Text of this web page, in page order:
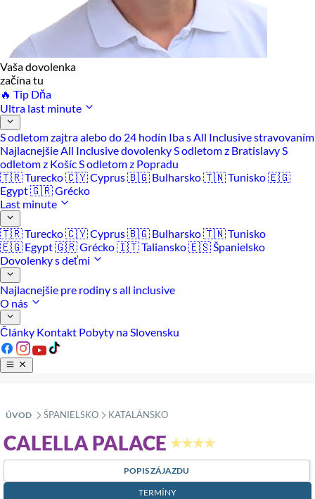
Vaša dovolenka
začína tu
🔥 Tip Dňa
Ultra last minute
S odletom zajtra alebo do 24 hodín Iba s All Inclusive stravovaním
Najlacnejšie All Inclusive dovolenkyS odletom z BratislavyS
odletom z KošícS odletom z Popradu
🇹🇷 Turecko🇨🇾 Cyprus🇧🇬 Bulharsko🇹🇳 Tunisko🇪🇬
Egypt🇬🇷 Grécko
Last minute
🇹🇷 Turecko🇨🇾 Cyprus🇧🇬 Bulharsko🇹🇳 Tunisko
🇪🇬 Egypt🇬🇷 Grécko🇮🇹 Taliansko🇪🇸 Španielsko
Dovolenky s deťmi
Najlacnejšie pre rodiny s all inclusive
O nás
Články Kontakt Pobyty na Slovensku
ÚVOD »
ŠPANIELSKO »
KATALÁNSKO
CALELLA PALACE ★★★★
POPIS ZÁJAZDU
TERMÍNY